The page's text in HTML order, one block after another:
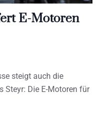
E-Motoren
steigt auch die
Steyr: Die E-Motoren für